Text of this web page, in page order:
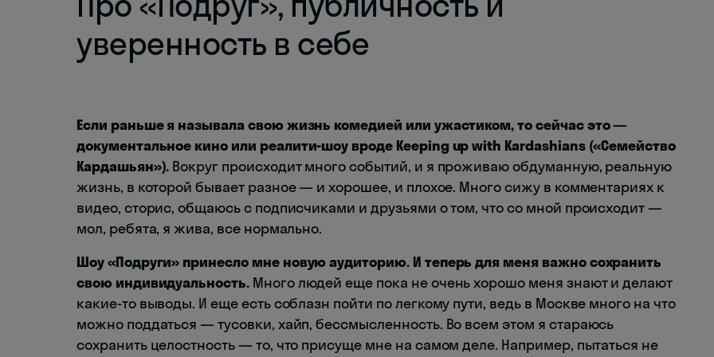
уверенность в себе
Если раньше я называла свою жизнь комедией или ужастиком, то сейчас это —
документальное кино или реалити-шоу вроде Keeping up with Kardashians («Семейство
Кардашьян»). Вокруг происходит много событий, и я проживаю обдуманную, реальную
жизнь, в которой бывает разное — и хорошее, и плохое. Много сижу в комментариях к
видео, сторис, общаюсь с подписчиками и друзьями о том, что со мной происходит —
мол, ребята, я жива, все нормально.
Шоу «Подруги» принесло мне новую аудиторию. И теперь для меня важно сохранить
свою индивидуальность.Много людей еще пока не очень хорошо меня знают и делают
какие-то выводы. И еще есть соблазн пойти по легкому пути, ведь в Москве много на что
можно поддаться — тусовки, хайп, бессмысленность. Во всем этом я стараюсь
сохранить целостность — то, что присуще мне на самом деле. Например, пытаться не